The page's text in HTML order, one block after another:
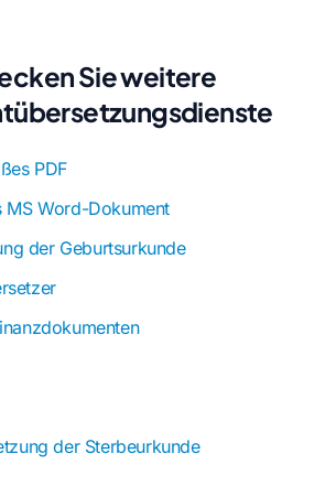
Sie weitere
PDF
MS Word-Dokument
der Geburtsurkunde
der Sterbeurkunde